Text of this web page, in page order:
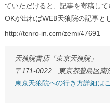
ていただけると、記事を寄稿し
OKが出ればWEB天狼院の記事と
http://tenro-in.com/zemi/47691
天狼院書店「東京天狼院」
〒171-0022 東京都豊島区南
東京天狼院への行き方詳細は